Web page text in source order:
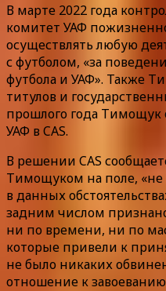
В марте 2022 года
комитет УАФ
осуществлять любую
с футболом, «за
футбола и УАФ». Также
титулов и
прошлого года
УАФ в CAS.
В решении CAS
Тимощуком на поле,
в данных
задним числом
ни по времени, ни по
которые привели к
не было никаких
отношение к